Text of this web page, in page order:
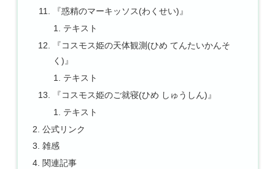
『惑精のマーキッソス(わくせい)』
テキスト
『コスモス姫の天体観測(ひめ てんたいかんそ
く)』
テキスト
『コスモス姫のご就寝(ひめ しゅうしん)』
テキスト
公式リンク
雑感
関連記事